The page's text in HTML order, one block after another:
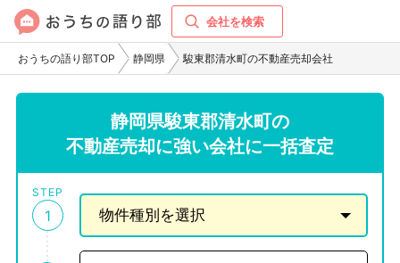
会社を検索
おうちの語り部TOP 静岡県 駿東郡清水町の不動産売却会社
静岡県駿東郡清水町の
不動産売却に強い会社に一括査定
STEP
1